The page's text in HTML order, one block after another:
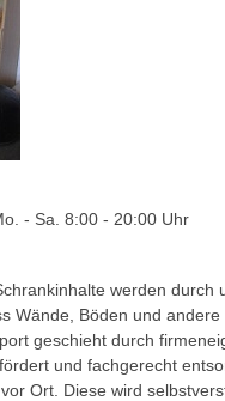
- Sa. 8:00 - 20:00 Uhr
werden durch
Wände, Böden und
geschieht durch
und fachgerecht
Ort. Diese wird